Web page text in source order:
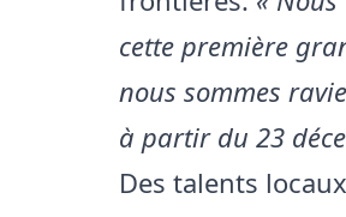
cette première
nous sommes
à partir du 23
Des talents locaux